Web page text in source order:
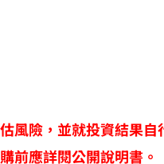
風險，並就投資結果自
前應詳閱公開說明書。